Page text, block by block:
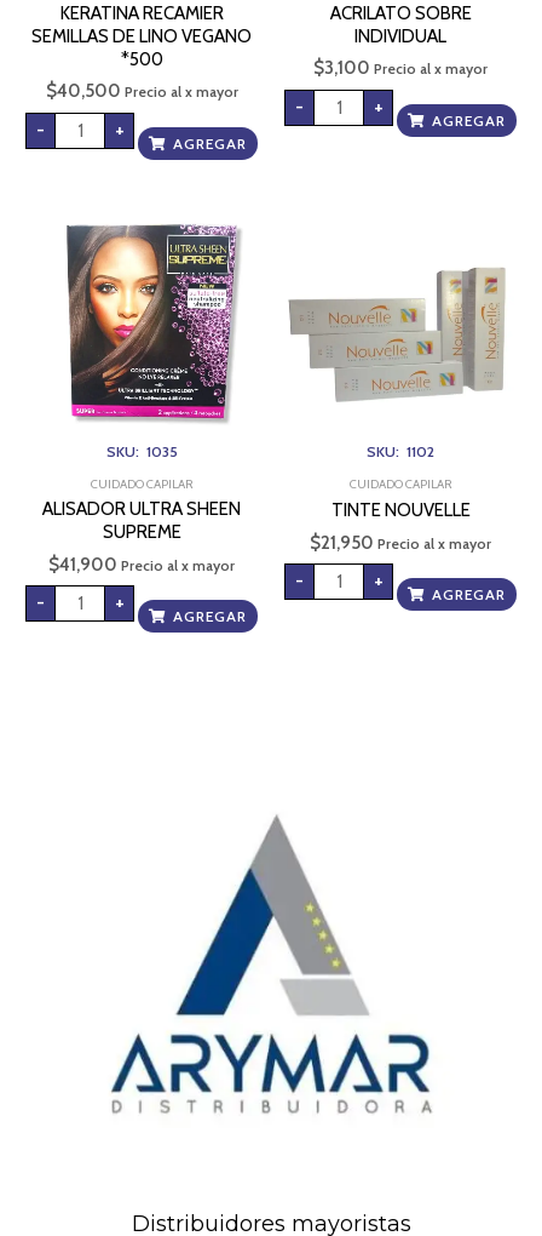
KERATINA RECAMIER
SEMILLAS DE LINO VEGANO
*500
$40,500 Precio al x mayor
- +
AGREGAR
ACRILATO SOBRE
INDIVIDUAL
$3,100 Precio al x mayor
- +
AGREGAR
SKU: 1035
CUIDADO CAPILAR
ALISADOR ULTRA SHEEN
SUPREME
$41,900 Precio al x mayor
-
ULTRA
SHEEN
SUPREME
cantidad
+
AGREGAR
SKU: 1102
CUIDADO CAPILAR
TINTE NOUVELLE
$21,950 Precio al x mayor
- +
AGREGAR
Distribuidores mayoristas